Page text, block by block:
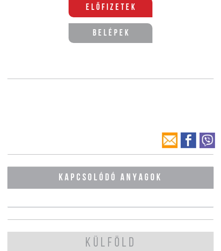
Előfizetek
Belépek
KAPCSOLÓDÓ ANYAGOK
KÜLFÖLD